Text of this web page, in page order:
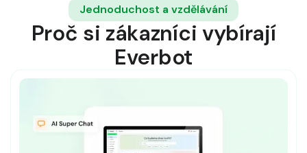
Jednoduchost a vzdělávání
Proč si zákazníci vybírají
Everbot